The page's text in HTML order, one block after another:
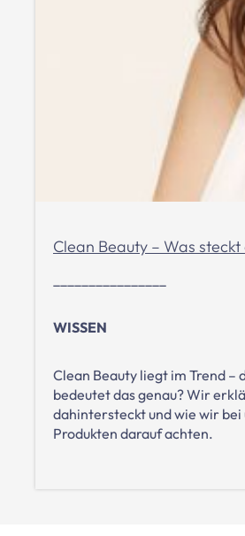
Clean Beauty – Was
WISSEN
Clean Beauty liegt im Trend –
bedeutet das genau? Wir
dahintersteckt und wie wir bei
Produkten darauf achten.